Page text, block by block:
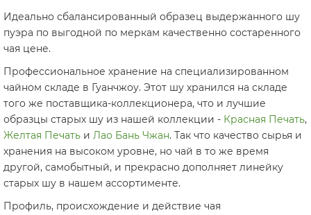
Идеально сбалансированный образец выдержанного шу
пуэра по выгодной по меркам качественно состаренного
чая цене.
Профессиональное хранение на специализированном
чайном складе в Гуанчжоу. Этот шу хранился на складе
того же поставщика-коллекционера, что и лучшие
образцы старых шу из нашей коллекции - Красная Печать,
Желтая Печать и Лао Бань Чжан. Так что качество сырья и
хранения на высоком уровне, но чай в то же время
другой, самобытный, и прекрасно дополняет линейку
старых шу в нашем ассортименте.
Профиль, происхождение и действие чая